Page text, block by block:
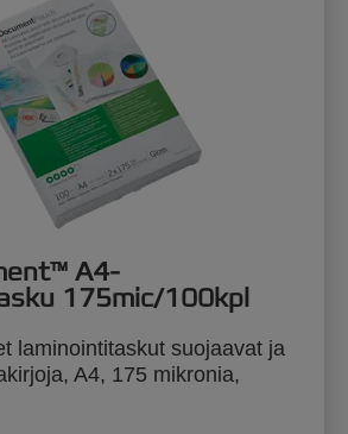
A4-
175mic/100kpl
laminointitaskut suojaavat ja
A4, 175 mikronia,